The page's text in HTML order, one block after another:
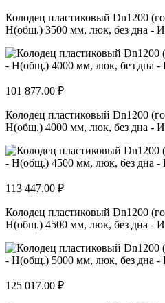
Колодец пластиковый Dn1200
H(общ.) 3500 мм, люк, без дна -
101 877.00 ₽
Колодец пластиковый Dn1200
H(общ.) 4000 мм, люк, без дна -
113 447.00 ₽
Колодец пластиковый Dn1200
H(общ.) 4500 мм, люк, без дна -
125 017.00 ₽